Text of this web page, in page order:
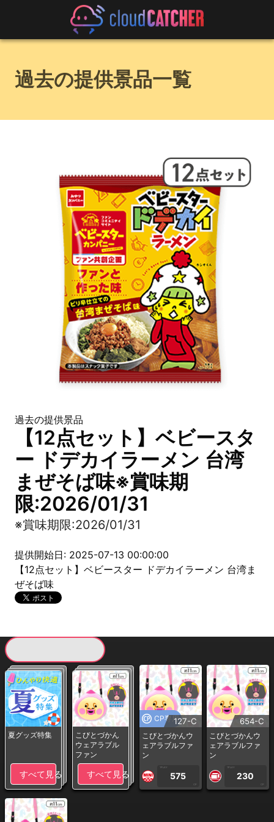
過去の提供景品一覧
過去の提供景品
【12点セット】ベビースタ
ー ドデカイラーメン 台湾
まぜそば味※賞味期
限:2026/01/31
※賞味期限:2026/01/31
提供開始日: 2025-07-13 00:00:00
【12点セット】ベビースター ドデカイラーメン 台湾ま
ぜそば味
夏グッズ特集
すべて見る
こびとづかん
ウェアラブル
ファン
すべて見る
CP専用127-C
こびとづかんウ
ェアラブルファ
ン
1PLAY
575
CP
654-C
こびとづかんウ
ェアラブルファ
ン
1PLAY
230
CP